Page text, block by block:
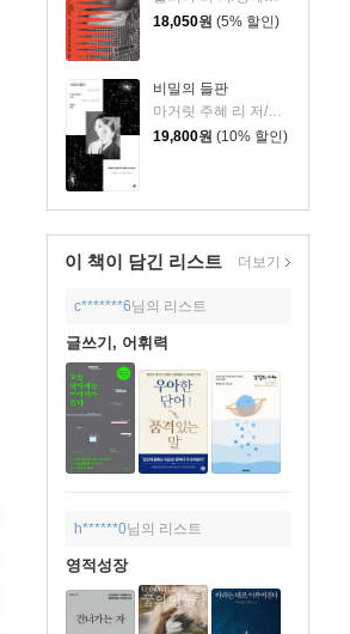
18,050원 (5% 할인)
비밀의 들판
19,800원 (10% 할인)
이 책이 담긴 리스트 더보기
c*******6님의 리스트
글쓰기, 어휘력
h******0님의 리스트
영적성장